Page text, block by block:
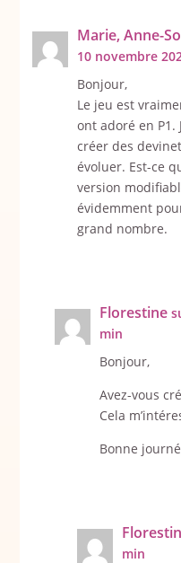
Marie, Anne-
10 novembre
Bonjour,
Le jeu est
ont adoré en P1.
créer des
évoluer. Est-ce
version
évidemment
grand nombre.
Florestine
min
Bonjour,
Avez-vous
Cela
Bonne
min